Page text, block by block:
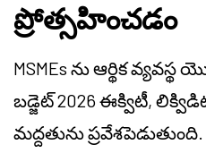
ప్రోత్సహించడం
MSMEs ను ఆర్థిక వ్యవస్థ
బడ్జెట్ 2026 ఈక్విటీ,
మద్దతును ప్రవేశపెడుతుంది.